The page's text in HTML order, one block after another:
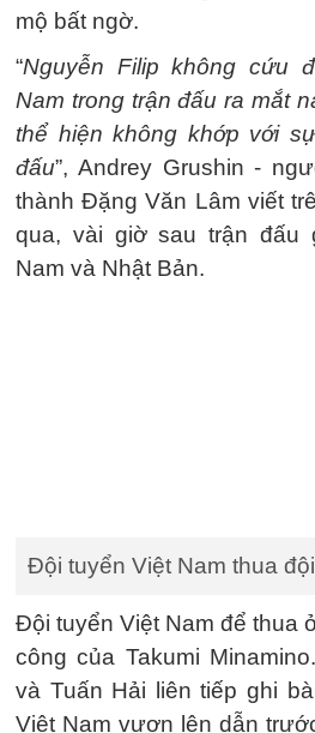
mộ bất ngờ.
“Nguyễn Filip không cứu
Nam trong trận đấu ra mắt
thể hiện không khớp với
đấu”, Andrey Grushin -
thành Đặng Văn Lâm viết
qua, vài giờ sau trận đấu
Nam và Nhật Bản.
Đội tuyển Việt Nam thua
Đội tuyển Việt Nam để thua
công của Takumi
và Tuấn Hải liên tiếp ghi
Việt Nam vươn lên dẫn